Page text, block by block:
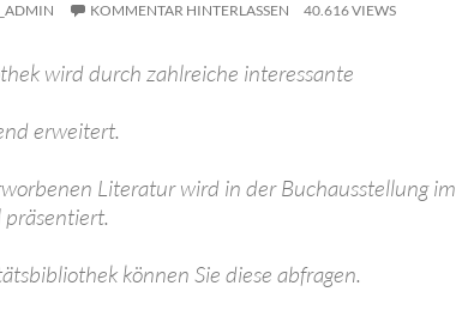
KOMMENTAR HINTERLASSEN 40.616 VIEWS
wird durch zahlreiche interessante
erweitert.
Literatur wird in der Buchausstellung im
präsentiert.
können Sie diese abfragen.